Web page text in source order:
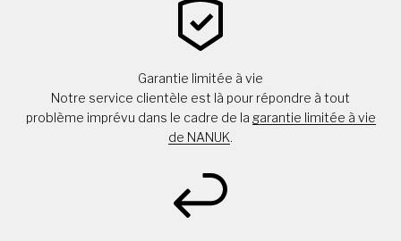
Garantie limitée à vie
Notre service clientèle est là pour répondre à tout
problème imprévu dans le cadre de la garantie limitée à vie
de NANUK.